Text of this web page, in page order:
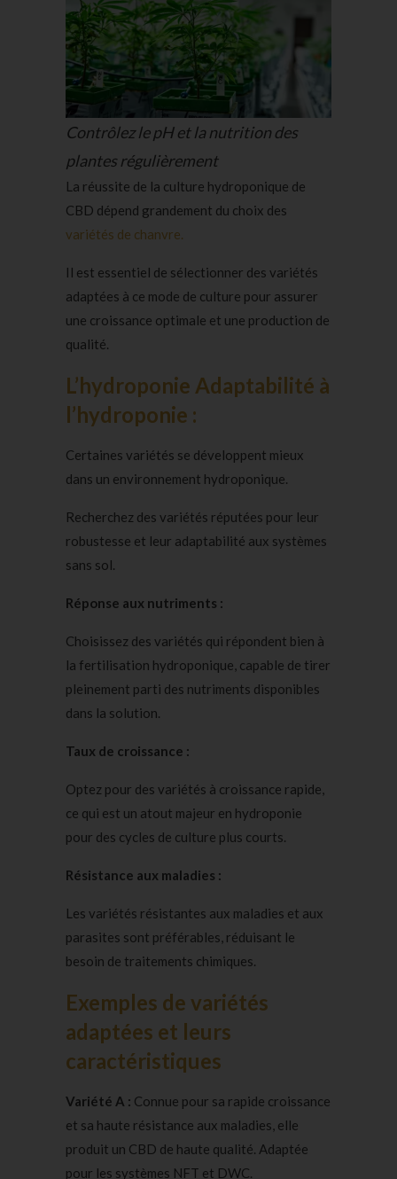
Contrôlez le pH et la nutrition des
plantes régulièrement
La réussite de la culture hydroponique de
CBD dépend grandement du choix des
variétés de chanvre.
Il est essentiel de sélectionner des variétés
adaptées à ce mode de culture pour assurer
une croissance optimale et une production de
qualité.
L’hydroponie Adaptabilité à
l’hydroponie :
Certaines variétés se développent mieux
dans un environnement hydroponique.
Recherchez des variétés réputées pour leur
robustesse et leur adaptabilité aux systèmes
sans sol.
Réponse aux nutriments :
Choisissez des variétés qui répondent bien à
la fertilisation hydroponique, capable de tirer
pleinement parti des nutriments disponibles
dans la solution.
Taux de croissance :
Optez pour des variétés à croissance rapide,
ce qui est un atout majeur en hydroponie
pour des cycles de culture plus courts.
Résistance aux maladies :
Les variétés résistantes aux maladies et aux
parasites sont préférables, réduisant le
besoin de traitements chimiques.
Exemples de variétés
adaptées et leurs
caractéristiques
Variété A : Connue pour sa rapide croissance
et sa haute résistance aux maladies, elle
produit un CBD de haute qualité. Adaptée
pour les systèmes NFT et DWC.